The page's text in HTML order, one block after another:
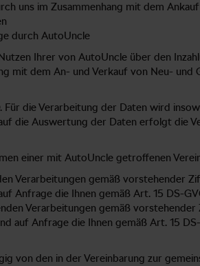
uns im Zusammenhang mit dem
durch AutoUncle
Ihrer von AutoUncle über den
mit dem An- und Verkauf von Neu- und
die Verarbeitung der Daten wird
die Auswertung der Daten erfolgt die
einer mit AutoUncle getroffenen
Verarbeitungen gemäß vorstehender
Anfrage die Ihnen gemäß Art. 15 DS-
Verarbeitungen gemäß
auf Anfrage die Ihnen gemäß Art. 15
von den in der Vereinbarung zur